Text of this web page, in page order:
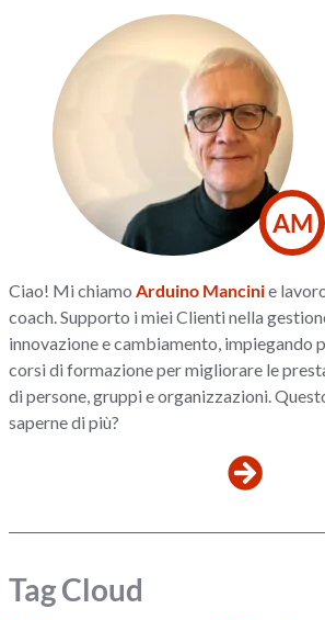
AM
Ciao! Mi chiamoArduino Mancinie
coach. Supporto i miei Clienti nella
innovazione e cambiamento, impiegando
corsi di formazione per migliorare le
di persone, gruppi e organizzazioni.
saperne di più?
Tag Cloud